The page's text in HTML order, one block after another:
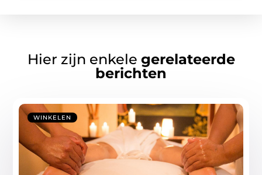
Hier zijn enkele gerelateerde
berichten
WINKELEN